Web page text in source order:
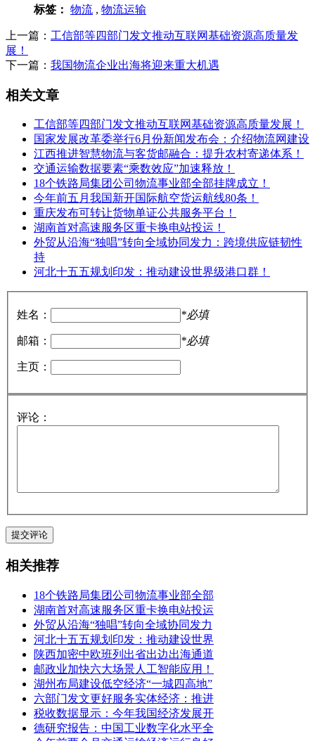
标签： 物流 , 物流运输
上一篇： 工信部等四部门发文推动互联网基础资源高质量发
展！
下一篇： 我国物流企业出海将迎来重大机遇
相关文章
工信部等四部门发文推动互联网基础资源高质量发展！
国家发展改革委举行6月份新闻发布会：介绍物流网建设
江西推进智慧物流与客货邮融合：提升农村寄递体系！
交通运输数据要素“乘数效应”加速释放！
18个铁路局集团公司物流事业部全部挂牌成立！
今年前五月我国新开国际航空货运航线80条！
重庆发布可转让货物单证公共服务平台！
湖南首对高速服务区重卡换电站投运！
外贸从沿海“独唱”转向全域协同发力：跨境供应链韧性
持
河北十五五规划印发：推动建设世界级港口群！
姓名： *必填
邮箱： *必填
主页：
评论：
相关推荐
18个铁路局集团公司物流事业部全部
湖南首对高速服务区重卡换电站投运
外贸从沿海“独唱”转向全域协同发力
河北十五五规划印发：推动建设世界
陕西加密中欧班列出省出边出海通道
邮政业加快六大场景人工智能应用！
湖州布局建设低空经济“一城四高地”
六部门发文更好服务实体经济：推进
税收数据显示：今年我国经济发展开
德研究报告：中国工业数字化水平全